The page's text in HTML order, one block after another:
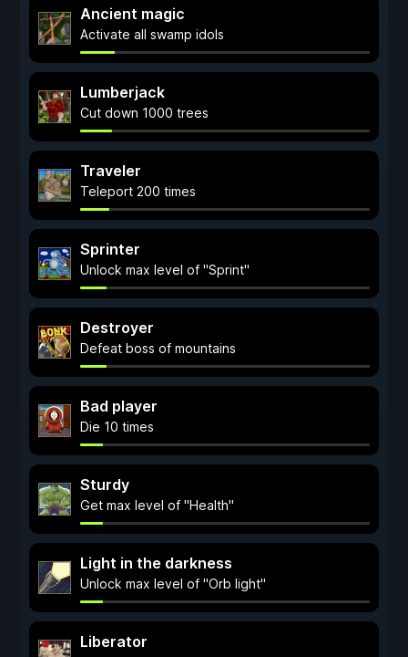
Ancient magic
Activate all swamp idols
Lumberjack
Cut down 1000 trees
Traveler
Teleport 200 times
Sprinter
Unlock max level of "Sprint"
Destroyer
Defeat boss of mountains
Bad player
Die 10 times
Sturdy
Get max level of "Health"
Light in the darkness
Unlock max level of "Orb light"
Liberator